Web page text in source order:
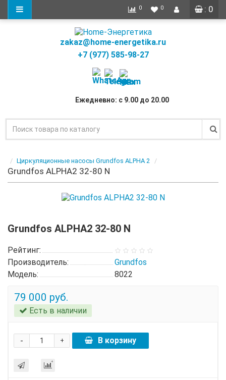
: 0
0 0
zakaz@home-energetika.ru
+7 (977) 585-98-27
Ежедневно: с 9.00 до 20.00
Циркуляционные насосы Grundfos ALPHA 2
Grundfos ALPHA2 32-80 N
Grundfos ALPHA2 32-80 N
Рейтинг:
Производитель:
Grundfos
Модель:
8022
79 000 руб.
Есть в наличии
+
- В корзину